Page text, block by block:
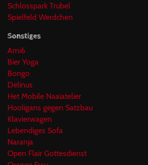
Schlosspark Trubel
Spielfeld Werdchen
Sonstiges
Ami6
Bier Yoga
Bongo
Delinus
Het Mobile Naaiatelier
Hooligans gegen Satzbau
Klavierwagen
Lebendiges Sofa
Naranja
Open Flair Gottesdienst